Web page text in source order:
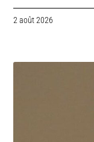
2 août 2026